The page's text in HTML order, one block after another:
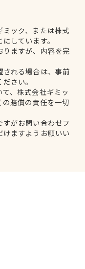
ック、または株式
しています。
りますが、内容を完
される場合は、事前
さい。
、株式会社ギミッ
賠償の責任を一切
がお問い合わせフ
ますようお願いい